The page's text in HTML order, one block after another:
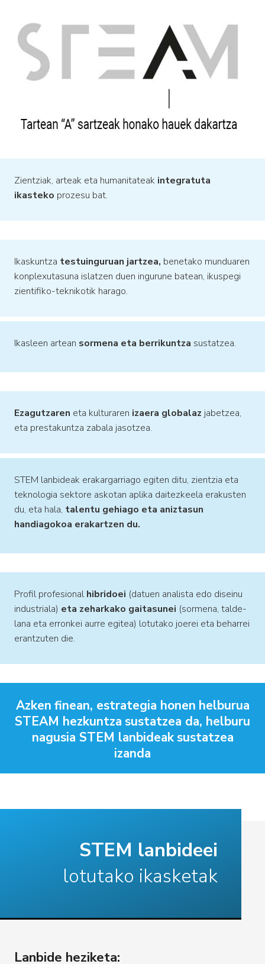
Zientziak, arteak eta humanitateak integratuta
ikasteko prozesu bat.
Ikaskuntza testuinguruan jartzea, benetako munduaren
konplexutasuna islatzen duen ingurune batean, ikuspegi
zientifiko-teknikotik harago.
Ikasleen artean sormena eta berrikuntza sustatzea.
Ezagutzaren eta kulturaren izaera globalaz jabetzea,
eta prestakuntza zabala jasotzea.
STEM lanbideak erakargarriago egiten ditu, zientzia eta
teknologia sektore askotan aplika daitezkeela erakusten
du, eta hala, talentu gehiago eta aniztasun
handiagokoa erakartzen du.
Profil profesionalhibridoei (datuen analista edo diseinu
industriala) eta zeharkako gaitasunei (sormena, talde-
lana eta erronkei aurre egitea) lotutako joerei eta beharrei
erantzuten die.
Azken finean, estrategia honen helburua
STEAM hezkuntza sustatzea da, helburu
nagusia STEM lanbideaksustatzea
izanda
STEM lanbideei
lotutako ikasketak
Lanbide heziketa: